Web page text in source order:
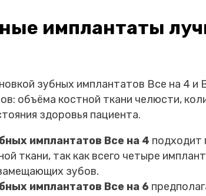
имплантаты
зубных имплантатов Все на 4 и
объёма костной ткани челюсти,
здоровья пациента.
имплантатов Все на 4 подходит
ткани, так как всего четыре
зубов.
имплантатов Все на 6